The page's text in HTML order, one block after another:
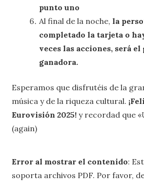
punto uno
Al final de la noche, la
completado la tarjeta o
veces las acciones, será el
ganadora.
Esperamos que disfrutéis de la
música y de la riqueza cultural.
Eurovisión 2025! y recordad que «
(again)
Error al mostrar el contenido:
soporta archivos PDF. Por favor,